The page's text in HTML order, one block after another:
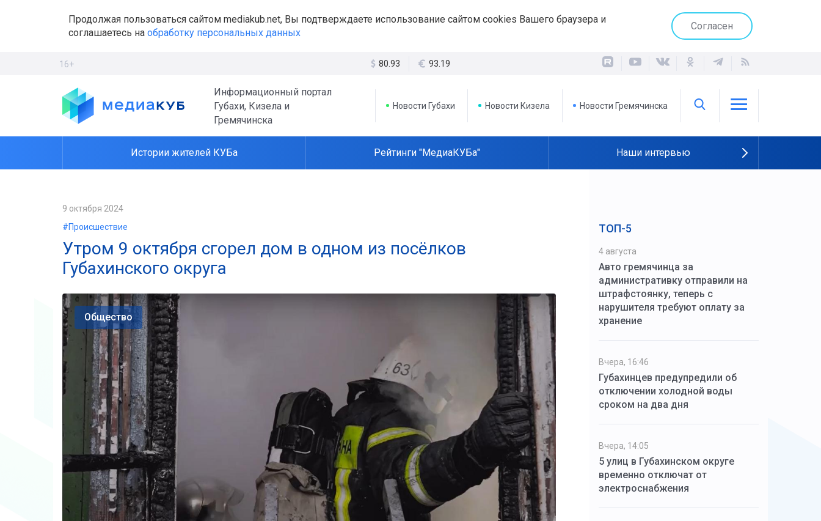
Продолжая пользоваться сайтом mediakub.net, Вы подтверждаете использование сайтом cookies Вашего браузера и
соглашаетесь на обработку персональных данных
Согласен
16+ 80.93 93.19
Информационный портал
Губахи, Кизела и
Гремячинска
Новости Губахи Новости Кизела Новости Гремячинска
Истории жителей КУБа Рейтинги "МедиаКУБа" Наши интервью
9 октября 2024
#Происшествие
Утром 9 октября сгорел дом в одном из посёлков
Губахинского округа
Общество
ТОП-5
4 августа
Авто гремячинца за
административку отправили на
штрафстоянку, теперь с
нарушителя требуют оплату за
хранение
Вчера, 16:46
Губахинцев предупредили об
отключении холодной воды
сроком на два дня
Вчера, 14:05
5 улиц в Губахинском округе
временно отключат от
электроснабжения